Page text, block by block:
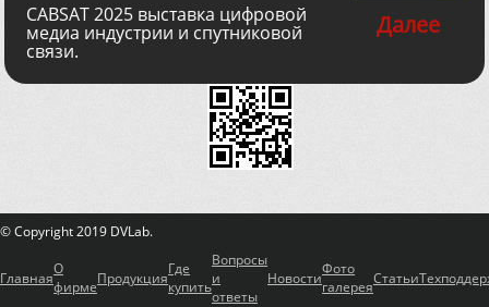
CABSAT 2025 выставка цифровой
медиа индустрии и спутниковой
связи.
Далее
© Copyright 2019 DVLab.
ГлавнаяО
фирмеПродукцияГде
купить
Вопросы
и
ответы
НовостиФото
галереяСтатьи